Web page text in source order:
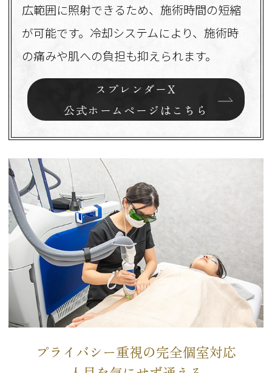
広範囲に照射できるため、施術時間の短縮
が可能です。冷却システムにより、施術時
の痛みや肌への負担も抑えられます。
スプレンダーX
公式ホームページはこちら
プライバシー重視の完全個室対応